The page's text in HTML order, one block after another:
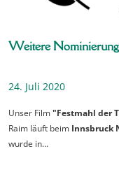
Weitere
24. Juli 2020
Unser Film"Festmahl der
Raim läuft beim Innsbruck
wurde in…